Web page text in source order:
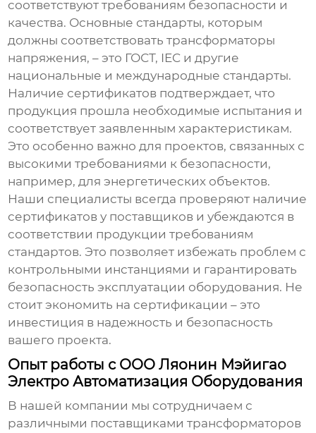
соответствуют требованиям безопасности и
качества. Основные стандарты, которым
должны соответствовать трансформаторы
напряжения, – это ГОСТ, IEC и другие
национальные и международные стандарты.
Наличие сертификатов подтверждает, что
продукция прошла необходимые испытания и
соответствует заявленным характеристикам.
Это особенно важно для проектов, связанных с
высокими требованиями к безопасности,
например, для энергетических объектов.
Наши специалисты всегда проверяют наличие
сертификатов у поставщиков и убеждаются в
соответствии продукции требованиям
стандартов. Это позволяет избежать проблем с
контрольными инстанциями и гарантировать
безопасность эксплуатации оборудования. Не
стоит экономить на сертификации – это
инвестиция в надежность и безопасность
вашего проекта.
Опыт работы с ООО Ляонин Мэйигао
Электро Автоматизация Оборудования
В нашей компании мы сотрудничаем с
различными поставщикамитрансформаторов